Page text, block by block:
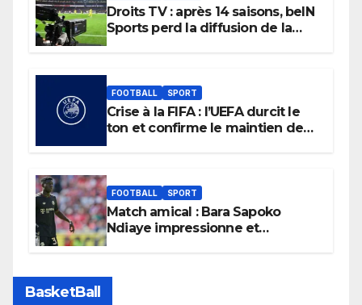
Droits TV : après 14 saisons, beIN
Sports perd la diffusion de la
FOOTBALL SPORT
Crise à la FIFA : l’UEFA durcit le
ton et confirme le maintien de
FOOTBALL SPORT
Match amical : Bara Sapoko
Ndiaye impressionne et
BasketBall